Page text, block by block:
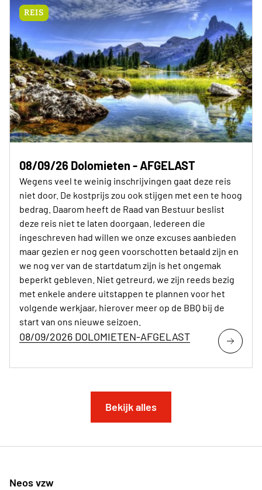
REIS
08/09/26 Dolomieten - AFGELAST
Wegens veel te weinig inschrijvingen gaat deze reis
niet door. De kostprijs zou ook stijgen met een te hoog
bedrag. Daarom heeft de Raad van Bestuur beslist
deze reis niet te laten doorgaan. Iedereen die
ingeschreven had willen we onze excuses aanbieden
maar gezien er nog geen voorschotten betaald zijn en
we nog ver van de startdatum zijn is het ongemak
beperkt gebleven. Niet getreurd, we zijn reeds bezig
met enkele andere uitstappen te plannen voor het
volgende werkjaar, hierover meer op de BBQ bij de
start van ons nieuwe seizoen.
08/09/2026 DOLOMIETEN-AFGELAST
Bekijk alles
Neos vzw